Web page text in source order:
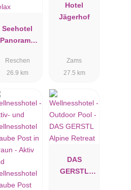
Seehotel
Panorama
Reschen
26.9 km
Hotel
Jägerhof
Zams
27.5 km
DAS
GERSTL